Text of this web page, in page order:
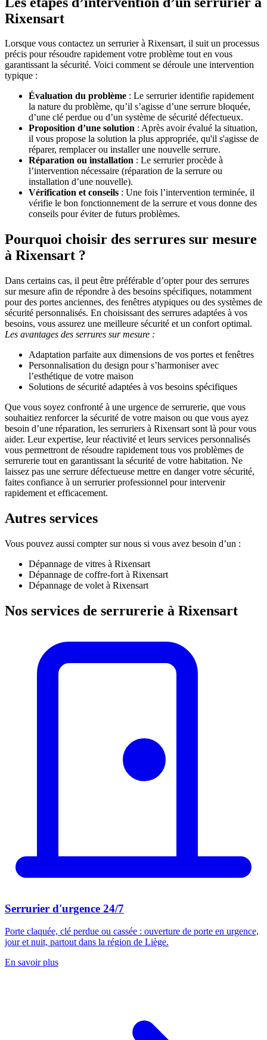
Rixensart
Lorsque vous contactez un serrurier à Rixensart, il suit un processus
précis pour résoudre rapidement votre problème tout en vous
garantissant la sécurité. Voici comment se déroule une intervention
typique :
Évaluation du problème : Le serrurier identifie rapidement
la nature du problème, qu’il s’agisse d’une serrure bloquée,
d’une clé perdue ou d’un système de sécurité défectueux.
Proposition d’une solution : Après avoir évalué la situation,
il vous propose la solution la plus appropriée, qu'il s'agisse de
réparer, remplacer ou installer une nouvelle serrure.
Réparation ou installation : Le serrurier procède à
l’intervention nécessaire (réparation de la serrure ou
installation d’une nouvelle).
Vérification et conseils : Une fois l’intervention terminée, il
vérifie le bon fonctionnement de la serrure et vous donne des
conseils pour éviter de futurs problèmes.
Pourquoi choisir des serrures sur mesure
à Rixensart ?
Dans certains cas, il peut être préférable d’opter pour des serrures
sur mesure afin de répondre à des besoins spécifiques, notamment
pour des portes anciennes, des fenêtres atypiques ou des systèmes de
sécurité personnalisés. En choisissant des serrures adaptées à vos
besoins, vous assurez une meilleure sécurité et un confort optimal.
Les avantages des serrures sur mesure :
Adaptation parfaite aux dimensions de vos portes et fenêtres
Personnalisation du design pour s’harmoniser avec
l’esthétique de votre maison
Solutions de sécurité adaptées à vos besoins spécifiques
Que vous soyez confronté à une urgence de serrurerie, que vous
souhaitiez renforcer la sécurité de votre maison ou que vous ayez
besoin d’une réparation, les serruriers à Rixensart sont là pour vous
aider. Leur expertise, leur réactivité et leurs services personnalisés
vous permettront de résoudre rapidement tous vos problèmes de
serrurerie tout en garantissant la sécurité de votre habitation. Ne
laissez pas une serrure défectueuse mettre en danger votre sécurité,
faites confiance à un serrurier professionnel pour intervenir
rapidement et efficacement.
Autres services
Vous pouvez aussi compter sur nous si vous avez besoin d’un :
Dépannage de vitres à Rixensart
Dépannage de coffre-fort à Rixensart
Dépannage de volet à Rixensart
Nos services de serrurerie à Rixensart
Serrurier d'urgence 24/7
Porte claquée, clé perdue ou cassée : ouverture de porte en urgence,
jour et nuit, partout dans la région de Liège.
En savoir plus